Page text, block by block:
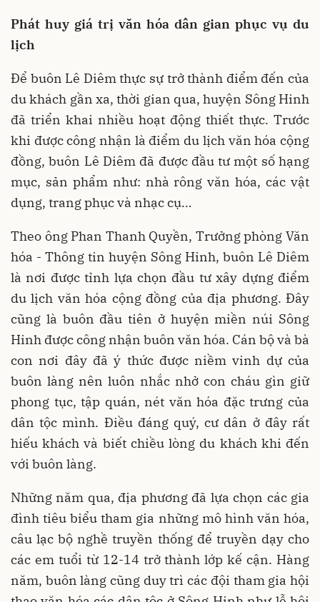
Phát huy giá trị văn hóa dân gian phục vụ du
lịch
Để buôn Lê Diêm thực sự trở thành điểm đến của
du khách gần xa, thời gian qua, huyện Sông Hinh
đã triển khai nhiều hoạt động thiết thực. Trước
khi được công nhận là điểm du lịch văn hóa cộng
đồng, buôn Lê Diêm đã được đầu tư một số hạng
mục, sản phẩm như: nhà rông văn hóa, các vật
dụng, trang phục và nhạc cụ…
Theo ông Phan Thanh Quyền, Trưởng phòng Văn
hóa - Thông tin huyện Sông Hinh, buôn Lê Diêm
là nơi được tỉnh lựa chọn đầu tư xây dựng điểm
du lịch văn hóa cộng đồng của địa phương. Đây
cũng là buôn đầu tiên ở huyện miền núi Sông
Hinh được công nhận buôn văn hóa. Cán bộ và bà
con nơi đây đã ý thức được niềm vinh dự của
buôn làng nên luôn nhắc nhở con cháu gìn giữ
phong tục, tập quán, nét văn hóa đặc trưng của
dân tộc mình. Điều đáng quý, cư dân ở đây rất
hiếu khách và biết chiều lòng du khách khi đến
với buôn làng.
Những năm qua, địa phương đã lựa chọn các gia
đình tiêu biểu tham gia những mô hình văn hóa,
câu lạc bộ nghề truyền thống để truyền dạy cho
các em tuổi từ 12-14 trở thành lớp kế cận. Hàng
năm, buôn làng cũng duy trì các đội tham gia hội